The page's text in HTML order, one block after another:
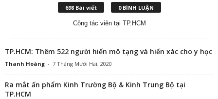
698 Bài viết 0 BÌNH LUẬN
Cộng tác viên tại TP.HCM
TP.HCM: Thêm 522 người hiến mô tạng và hiến xác cho y học
Thanh Hoàng - 7 Tháng Mười Hai, 2020
Ra mắt ấn phẩm Kinh Trường Bộ & Kinh Trung Bộ tại
TP.HCM